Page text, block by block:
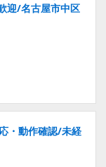
迎/名古屋市中区
・動作確認/未経